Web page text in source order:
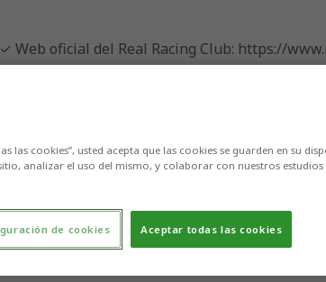
oficial del Real Racing Club: https://
las cookies”, usted acepta que las cookies se guarden en su
analizar el uso del mismo, y colaborar con nuestros estudios
Aceptar todas las cookies
de cookies